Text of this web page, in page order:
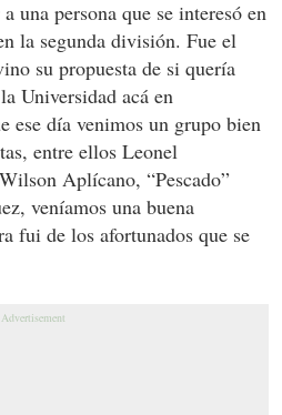
una persona que se interesó en
la segunda división. Fue el
su propuesta de si quería
Universidad acá en
ese día venimos un grupo bien
entre ellos Leonel
Aplícano, “Pescado”
veníamos una buena
fui de los afortunados que se